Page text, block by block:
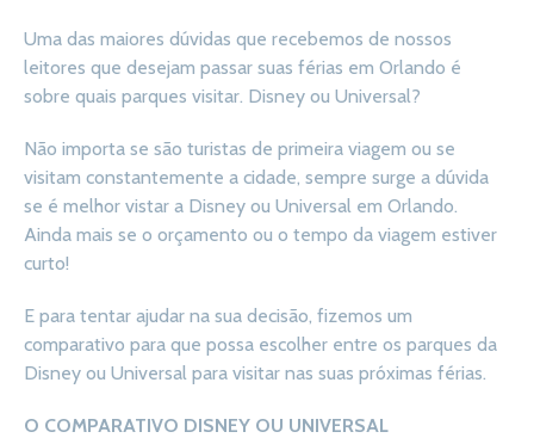
Uma das maiores dúvidas que recebemos de nossos
leitores que desejam passar suas férias em Orlando é
sobre quais parques visitar. Disney ou Universal?
Não importa se são turistas de primeira viagem ou se
visitam constantemente a cidade, sempre surge a dúvida
se é melhor vistar a Disney ou Universal em Orlando.
Ainda mais se o orçamento ou o tempo da viagem estiver
curto!
E para tentar ajudar na sua decisão, fizemos um
comparativo para que possa escolher entre os parques da
Disney ou Universal para visitar nas suas próximas férias.
O COMPARATIVO DISNEY OU UNIVERSAL